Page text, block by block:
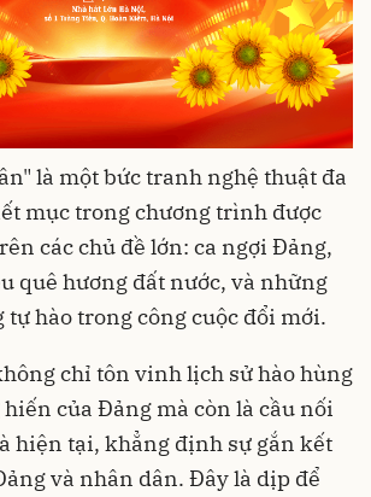
là một bức tranh nghệ thuật đa
mục trong chương trình được
các chủ đề lớn: ca ngợi Đảng,
quê hương đất nước, và những
hào trong công cuộc đổi mới.
chỉ tôn vinh lịch sử hào hùng
của Đảng mà còn là cầu nối
hiện tại, khẳng định sự gắn kết
và nhân dân. Đây là dịp để